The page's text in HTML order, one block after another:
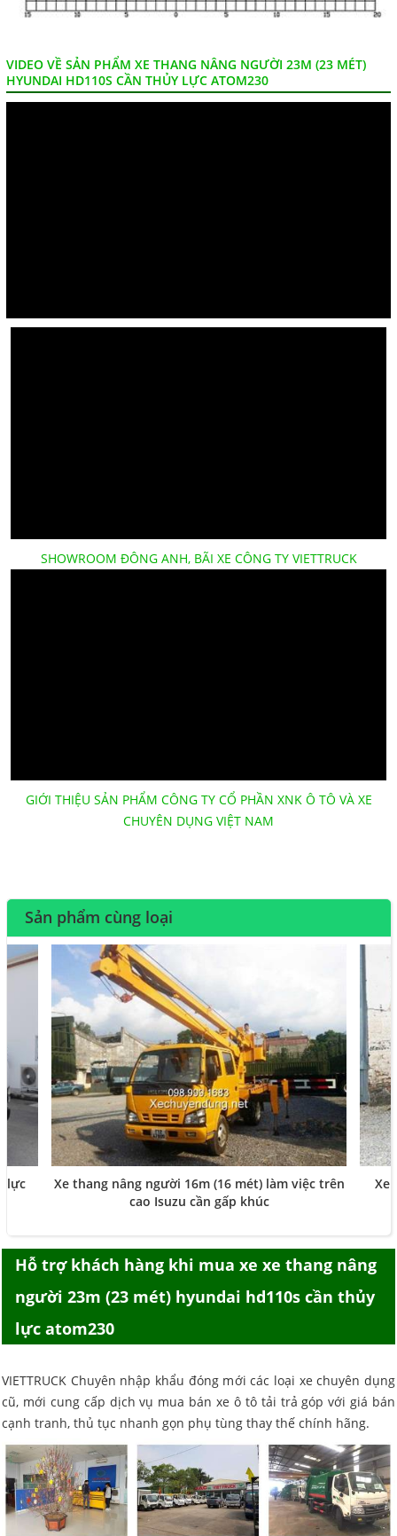
VIDEO VỀ SẢN PHẨM XE THANG NÂNG NGƯỜI 23M (23 MÉT)
HYUNDAI HD110S CẦN THỦY LỰC ATOM230
SHOWROOM ĐÔNG ANH, BÃI XE CÔNG TY VIETTRUCK
GIỚI THIỆU SẢN PHẨM CÔNG TY CỔ PHẦN XNK Ô TÔ VÀ XE
CHUYÊN DỤNG VIỆT NAM
Sản phẩm cùng loại
lực
Xe thang nâng người 16m (16 mét) làm việc trên
cao Isuzu cần gấp khúc
Xe
Hỗ trợ khách hàng khi mua xe xe thang nâng
người 23m (23 mét) hyundai hd110s cần thủy
lực atom230
VIETTRUCK Chuyên nhập khẩu đóng mới các loại xe chuyên dụng
cũ, mới cung cấp dịch vụ mua bán xe ô tô tải trả góp với giá bán
cạnh tranh, thủ tục nhanh gọn phụ tùng thay thế chính hãng.